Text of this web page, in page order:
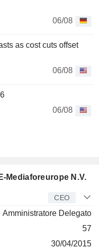
06/08
as cost cuts offset
06/08
06/08
Mediaforeurope N.V.
CEO
Amministratore Delegato
57
30/04/2015